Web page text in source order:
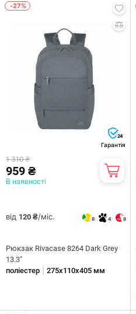
-27%
24
Гарантія
1 310 ₴
959 ₴
В наявності
від 120 ₴/міс. 8 4 8
Рюкзак Rivacase 8264 Dark Grey
13.3"
поліестер
275х110х405 мм